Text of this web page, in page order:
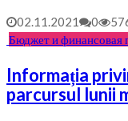
02.11.2021 0
Бюджет и финансовая
Informația
parcursul lunii